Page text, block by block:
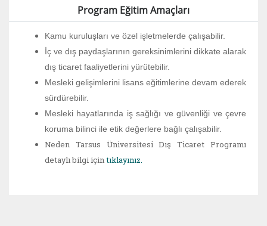
Program Eğitim Amaçları
Kamu kuruluşları ve özel işletmelerde çalışabilir.
İç ve dış paydaşlarının gereksinimlerini dikkate alarak
dış ticaret faaliyetlerini yürütebilir.
Mesleki gelişimlerini lisans eğitimlerine devam ederek
sürdürebilir.
Mesleki hayatlarında iş sağlığı ve güvenliği ve çevre
koruma bilinci ile etik değerlere bağlı çalışabilir.
Neden Tarsus Üniversitesi Dış Ticaret Programı
detaylı bilgi içintıklayınız.